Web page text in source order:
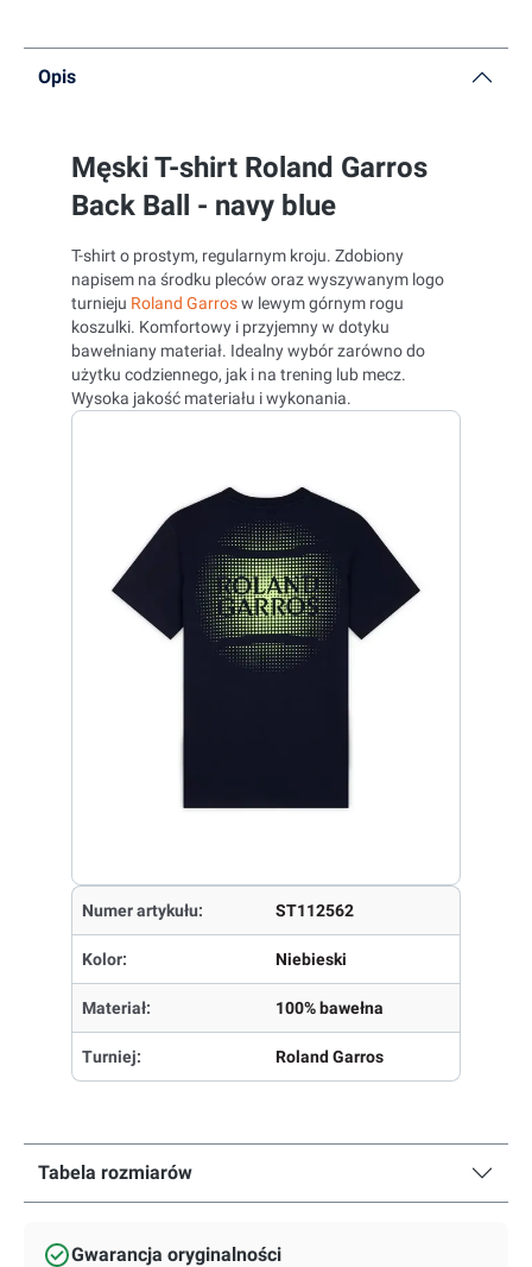
Opis
Męski T-shirt Roland Garros
Back Ball - navy blue
T-shirt o prostym, regularnym kroju. Zdobiony
napisem na środku pleców oraz wyszywanym logo
turnieju Roland Garrosw lewym górnym rogu
koszulki. Komfortowy i przyjemny w dotyku
bawełniany materiał. Idealny wybór zarówno do
użytku codziennego, jak i na trening lub mecz.
Wysoka jakość materiału i wykonania.
Numer artykułu: ST112562
Kolor: Niebieski
Materiał: 100% bawełna
Turniej: Roland Garros
Tabela rozmiarów
Gwarancja oryginalności